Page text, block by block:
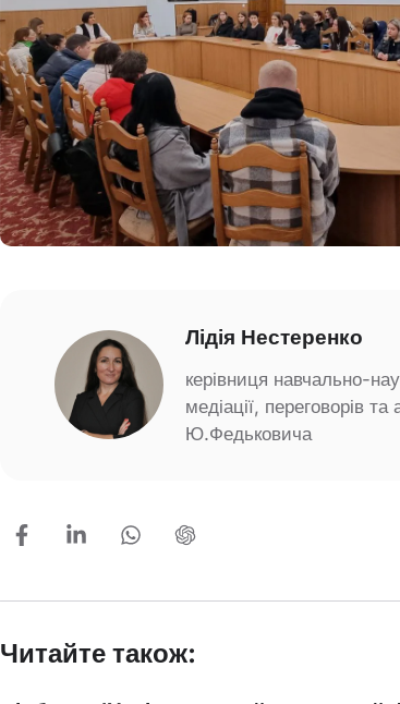
Лідія Нестеренко
керівниця навчально-
медіації, переговорів
Ю.Федьковича
Читайте також: